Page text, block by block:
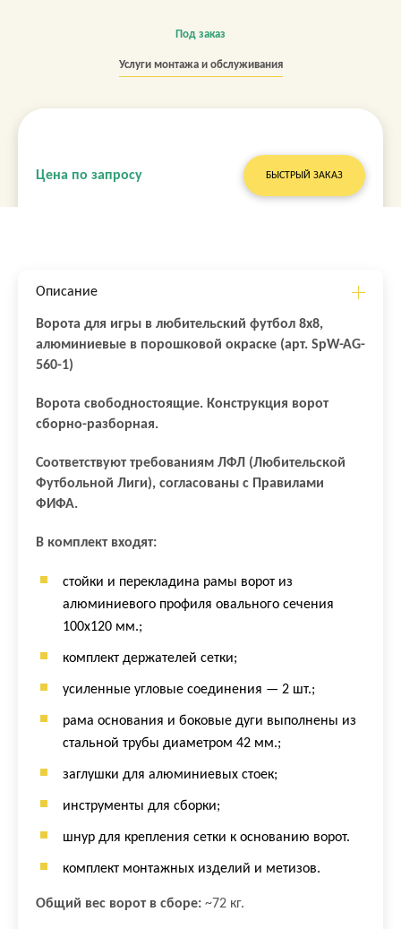
Под заказ
Услуги монтажа и обслуживания
Цена по запросу БЫСТРЫЙ ЗАКАЗ
Описание
Ворота для игры в любительский футбол 8х8,
алюминиевые в порошковой окраске (арт. SpW-AG-
560-1)
Ворота свободностоящие. Конструкция ворот
сборно-разборная.
Соответствуют требованиям ЛФЛ (Любительской
Футбольной Лиги), согласованы с Правилами
ФИФА.
В комплект входят:
стойки и перекладина рамы ворот из
алюминиевого профиля овального сечения
100х120 мм.;
комплект держателей сетки;
усиленные угловые соединения — 2 шт.;
рама основания и боковые дуги выполнены из
стальной трубы диаметром 42 мм.;
заглушки для алюминиевых стоек;
инструменты для сборки;
шнур для крепления сетки к основанию ворот.
комплект монтажных изделий и метизов.
Общий вес ворот в сборе: ~72 кг.